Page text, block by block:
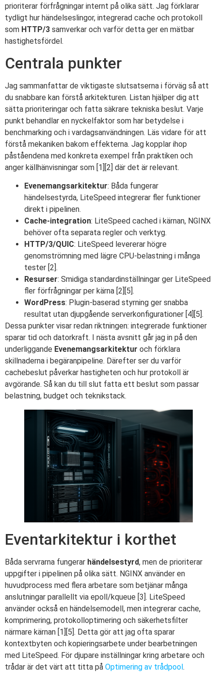
prioriterar förfrågningar internt på olika sätt. Jag förklarar
tydligt hur händelseslingor, integrerad cache och protokoll
som HTTP/3 samverkar och varför detta ger en mätbar
hastighetsfördel.
Centrala punkter
Jag sammanfattar de viktigaste slutsatserna i förväg så att
du snabbare kan förstå arkitekturen. Listan hjälper dig att
sätta prioriteringar och fatta säkrare tekniska beslut. Varje
punkt behandlar en nyckelfaktor som har betydelse i
benchmarking och i vardagsanvändningen. Läs vidare för att
förstå mekaniken bakom effekterna. Jag kopplar ihop
påståendena med konkreta exempel från praktiken och
anger källhänvisningar som [1][2] där det är relevant.
Evenemangsarkitektur: Båda fungerar
händelsestyrda, LiteSpeed integrerar fler funktioner
direkt i pipelinen.
Cache-integration: LiteSpeed cached i kärnan, NGINX
behöver ofta separata regler och verktyg.
HTTP/3/QUIC: LiteSpeed levererar högre
genomströmning med lägre CPU-belastning i många
tester [2].
Resurser: Smidiga standardinställningar ger LiteSpeed
fler förfrågningar per kärna [2][5].
WordPress: Plugin-baserad styrning ger snabba
resultat utan djupgående serverkonfigurationer [4][5].
Dessa punkter visar redan riktningen: integrerade funktioner
sparar tid och datorkraft. I nästa avsnitt går jag in på den
underliggande Evenemangsarkitektur och förklara
skillnaderna i begäranpipeline. Därefter ser du varför
cachebeslut påverkar hastigheten och hur protokoll är
avgörande. Så kan du till slut fatta ett beslut som passar
belastning, budget och teknikstack.
Eventarkitektur i korthet
Båda servrarna fungerar händelsestyrd, men de prioriterar
uppgifter i pipelinen på olika sätt. NGINX använder en
huvudprocess med flera arbetare som betjänar många
anslutningar parallellt via epoll/kqueue [3]. LiteSpeed
använder också en händelsemodell, men integrerar cache,
komprimering, protokolloptimering och säkerhetsfilter
närmare kärnan [1][5]. Detta gör att jag ofta sparar
kontextbyten och kopieringsarbete under bearbetningen
med LiteSpeed. För djupare inställningar kring arbetare och
trådar är det värt att titta på Optimering av trådpool .